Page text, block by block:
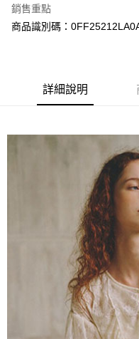
台灣樂天信用卡公司
大哥付你分期
相關說明
流程，驗證手機門號後，選擇
成交易。
1.分期款項不併入電信帳單，
2.透過簡訊連結打開帳單後，
帳／街口支付／iPASS MONEY
1.本服務係由「台灣大哥大股
用戶於交易時，得透過本服務
買賣價金債權讓與本公司後，
2.基於同意付款使用「大哥付
資料（包含姓名、電話或地址
由本公司與您本人進行分期帳
3.完整用戶服務條款，請詳閱以
【關於「AFTEE先享後付」】
AFTEE先享後付是「在收到商
１．簡單：不需註冊會員、不
２．便利：只要手機號碼，簡訊
３．安心：先確認商品／服務後
【「AFTEE先享後付」結帳流程
１．於結帳方式選擇「AFTEE
結帳頁面，進行簡訊認證並確
２．訂單成立數日內，您將收到
３．收到繳費通知簡訊後14天
ATM／網路銀行／等多元方式
※ 請注意：結帳手續完成當下
購買商品的店家。未經商家同
後付繳納相關費用。
※ 交易是否成功請以「AFTEE
是否繳費成功／繳費後需取消
客戶支援中心」 https://
ATM付款
每筆NT$60，滿NT$388(含
每筆NT$60，滿NT$388(含
萊爾富取貨付款
每筆NT$60，滿NT$888(含
萊爾富純取貨
每筆NT$60，滿NT$888(含
銷售重點
商品識別碼：
詳細說明